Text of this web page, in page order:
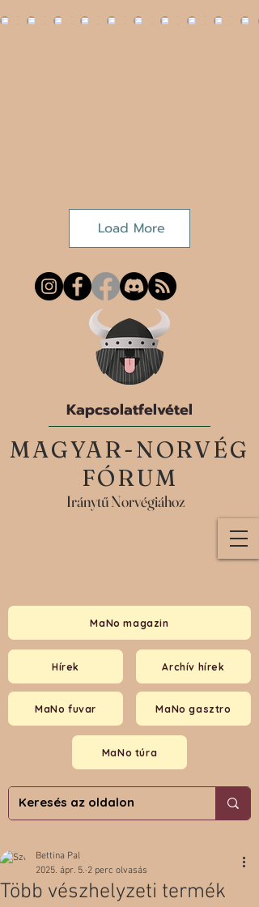
MAGYAR-NORVÉG
FÓRUM
Iránytű Norvégiához
Hírek
MaNo magazin
MaNo fuvar MaNo gasztro
MaNo túra
Archív hírek
Kapcsolatfelvétel
Load More
Több vészhelyzeti termék
Bettina Pal
2025. ápr. 5. 2 perc olvasás